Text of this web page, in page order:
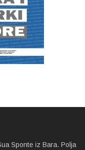
Sponte iz Bara. Polja